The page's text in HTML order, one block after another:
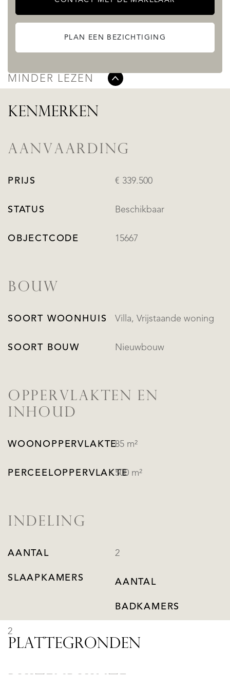
Alicante:49 km
142 km
MINDER LEZEN
PLAN EEN BEZICHTIGING
KENMERKEN
AANVAARDING
PRIJS € 339.500
STATUS Beschikbaar
OBJECTCODE 15667
BOUW
SOORT WOONHUIS Villa, Vrijstaande woning
SOORT BOUW Nieuwbouw
OPPERVLAKTEN EN
INHOUD
WOONOPPERVLAKTE85 m²
PERCEELOPPERVLAKTE500 m²
INDELING
AANTAL
SLAAPKAMERS
2
AANTAL
BADKAMERS
2
PLATTEGRONDEN